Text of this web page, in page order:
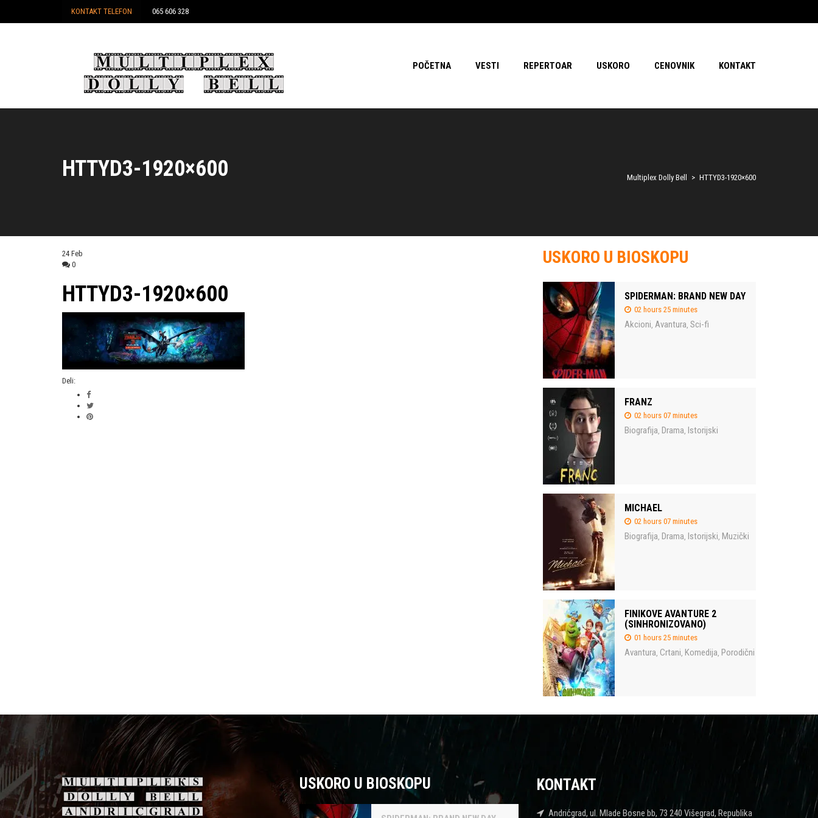
KONTAKT TELEFON 065 606 328
POČETNA VESTI REPERTOAR USKORO CENOVNIK KONTAKT
HTTYD3-1920×600 Multiplex Dolly Bell > HTTYD3-1920×600
24 Feb
0
HTTYD3-1920×600
Deli:
USKORO U BIOSKOPU
SPIDERMAN: BRAND NEW DAY
02 hours 25 minutes
Akcioni, Avantura, Sci-fi
FRANZ
02 hours 07 minutes
Biografija, Drama, Istorijski
MICHAEL
02 hours 07 minutes
Biografija, Drama, Istorijski, Muzički
FINIKOVE AVANTURE 2
(SINHRONIZOVANO)
01 hours 25 minutes
Avantura, Crtani, Komedija, Porodični
USKORO U BIOSKOPU KONTAKT
Andrićgrad, ul. Mlade Bosne bb, 73 240 Višegrad, Republika